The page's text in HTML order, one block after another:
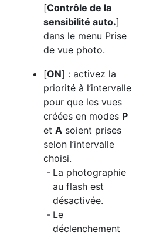
[Contrôle de la
sensibilité auto.]
dans le menu Prise
de vue photo.
[ON] : activez la
priorité à l’intervalle
pour que les vues
créées en modes P
et A soient prises
selon l’intervalle
choisi.
La photographie
au flash est
désactivée.
Le
déclenchement